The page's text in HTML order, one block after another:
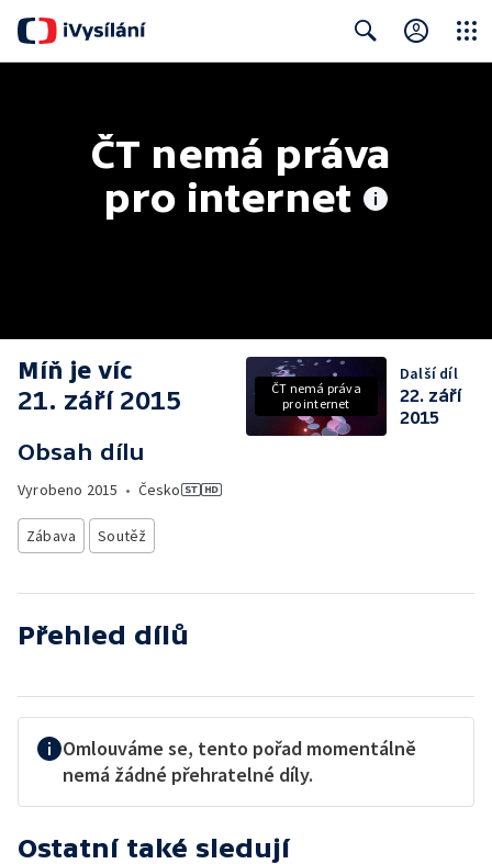
ČT nemá práva
pro internet
Míň je víc
21. září 2015
Obsah dílu
Vyrobeno 2015 • Česko
Zábava Soutěž
ČT nemá práva
pro internet
Další díl
22. září
2015
Přehled dílů
Omlouváme se, tento pořad momentálně
nemá žádné přehratelné díly.
Ostatní také sledují